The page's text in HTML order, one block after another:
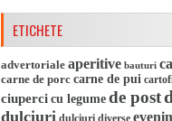
ETICHETE
advertoriale aperitive bauturi
carne de porc carne de pui
ciuperci cu legume de post
dulciuri